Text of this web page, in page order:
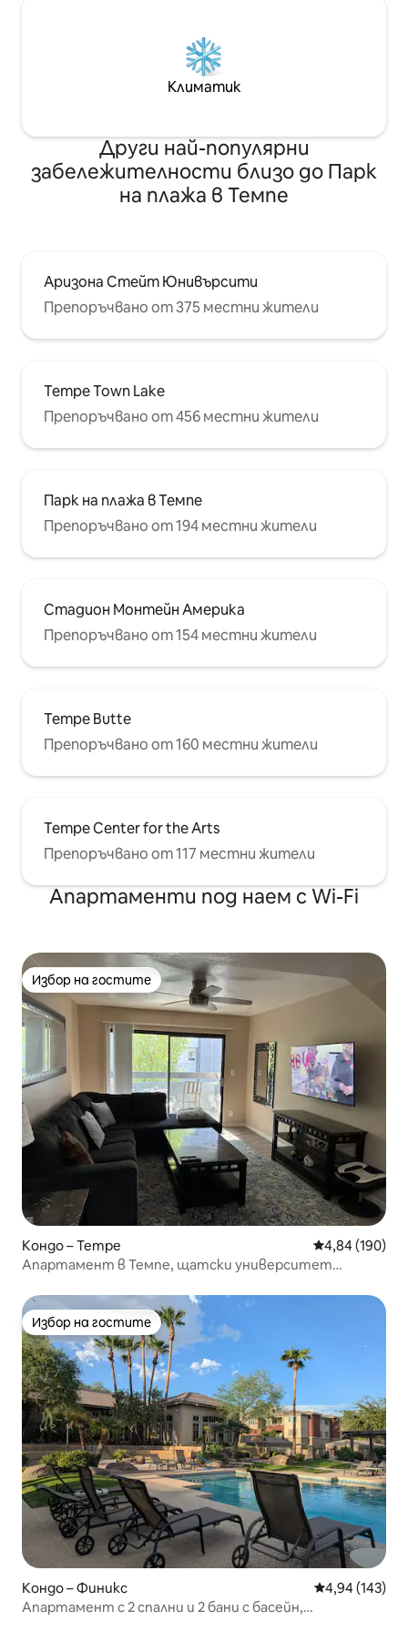
Климатик
Други най-популярни
забележителности близо до Парк
на плажа в Темпе
Аризона Стейт Юнивърсити
Препоръчвано от 375 местни жители
Tempe Town Lake
Препоръчвано от 456 местни жители
Парк на плажа в Темпе
Препоръчвано от 194 местни жители
Стадион Монтейн Америка
Препоръчвано от 154 местни жители
Tempe Butte
Препоръчвано от 160 местни жители
Tempe Center for the Arts
Препоръчвано от 117 местни жители
Апартаменти под наем с Wi-Fi
Избор на гостите
Избор на гостите
Кондо – Tempe Средна
4,84 (190)
Апартамент в Темпе, щатски университет
Избор на гостите
Избор на гостите
Кондо – Финикс Средна
4,94 (143)
Апартамент с 2 спални и 2 бани с басейн,